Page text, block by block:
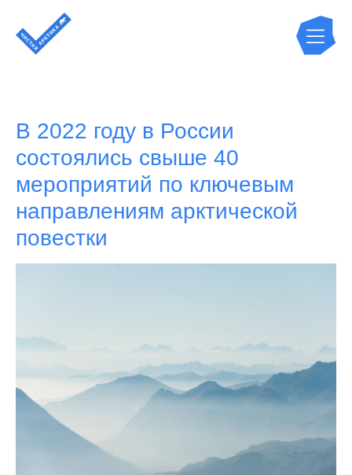
В 2022 году в России
состоялись свыше 40
мероприятий по ключевым
направлениям арктической
повестки